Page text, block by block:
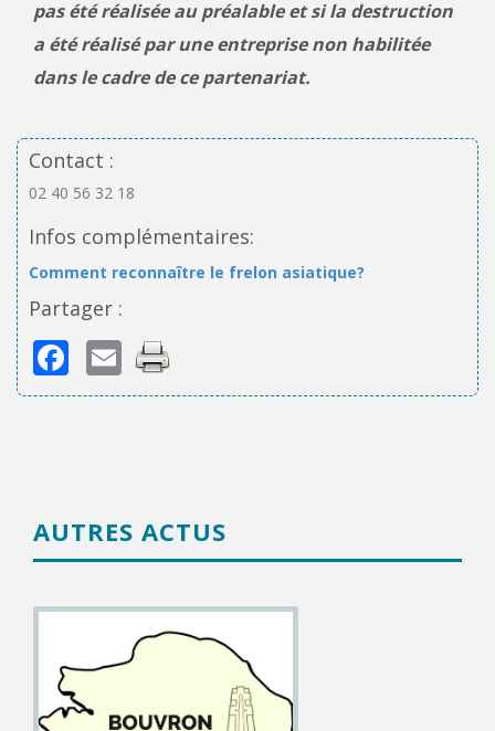
pas été réalisée au préalable et si la destruction
a été réalisé par une entreprise non habilitée
dans le cadre de ce partenariat.
Contact :
02 40 56 32 18
Infos complémentaires:
Comment reconnaître le frelon asiatique?
Partager :
Facebook
Email
AUTRES ACTUS